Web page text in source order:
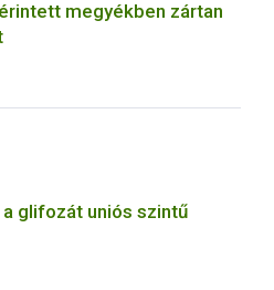
megyékben zártan
glifozát uniós szintű